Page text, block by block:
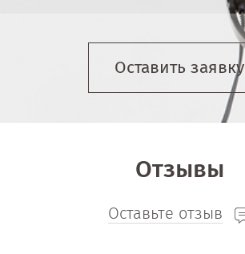
Оставить заявку
Отзывы
Оставьте отзыв